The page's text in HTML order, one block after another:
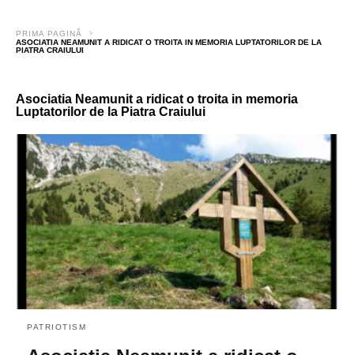
PRIMA PAGINĂ
ASOCIATIA NEAMUNIT A RIDICAT O TROITA IN MEMORIA LUPTATORILOR DE LA
PIATRA CRAIULUI
Asociatia Neamunit a ridicat o troita in memoria
Luptatorilor de la Piatra Craiului
PATRIOTISM